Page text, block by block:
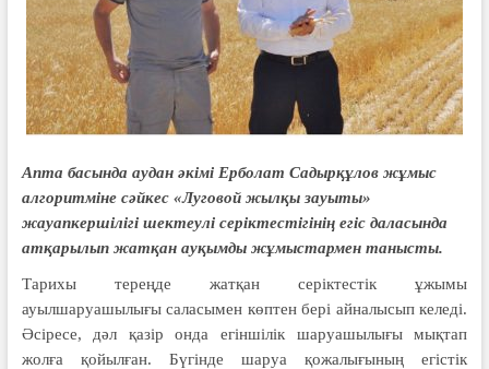
Апта басында аудан әкімі Ерболат Садырқұлов жұмыс
алгоритміне сәйкес «Луговой жылқы зауыты»
жауапкершілігі шектеулі серіктестігінің егіс даласында
атқарылып жатқан ауқымды жұмыстармен танысты.
Тарихы тереңде жатқан серіктестік ұжымы
ауылшаруашылығы саласымен көптен бері айналысып келеді.
Әсіресе, дәл қазір онда егіншілік шаруашылығы мықтап
жолға қойылған. Бүгінде шаруа қожалығының егістік